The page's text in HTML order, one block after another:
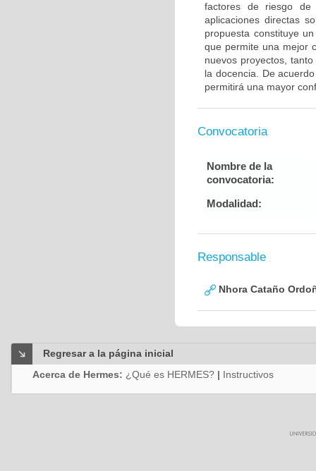
factores de riesgo de
aplicaciones directas
propuesta constituye
que permite una mejor
nuevos proyectos,
la docencia. De
permitirá una mayor
Convocatoria
Nombre de la
convocatoria:
Modalidad:
Responsable
Nhora Cataño
Regresar a la página inicial
Acerca de Hermes: ¿Qué es HERMES? | Instructivos